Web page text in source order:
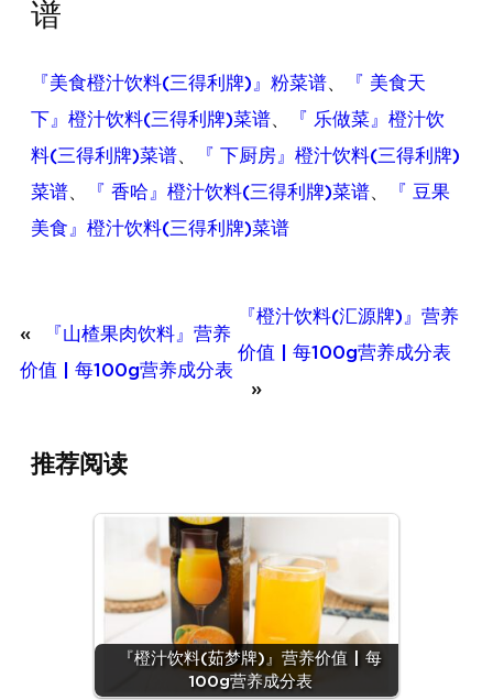
谱
『美食橙汁饮料(三得利牌)』粉菜谱、
『 美食天
下』橙汁饮料(三得利牌)菜谱、
『 乐做菜』橙汁饮
料(三得利牌)菜谱、
『 下厨房』橙汁饮料(三得利牌)
菜谱、 『 香哈』橙汁饮料(三得利牌)菜谱、
『 豆果
美食』橙汁饮料(三得利牌)菜谱
«
『山楂果肉饮料』营养
价值 | 每100g营养成分表
『橙汁饮料(汇源牌)』营养
价值 | 每100g营养成分表
»
推荐阅读
『橙汁饮料(茹梦牌)』营养价值 | 每
100g营养成分表